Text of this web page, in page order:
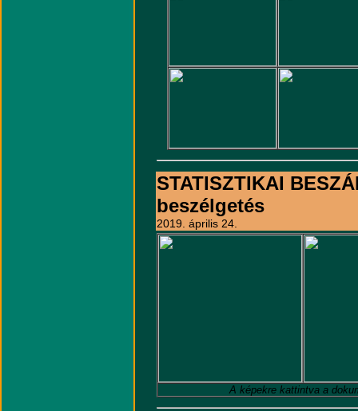
STATISZTIKAI
beszélgetés
2019. április 24.
A képekre kattintva a